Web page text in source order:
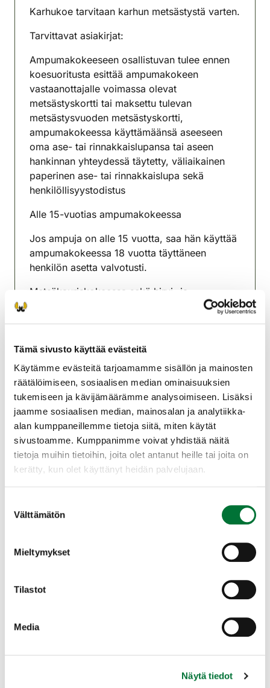
Tämä sivusto käyttää evästeitä
Käytämme evästeitä tarjoamamme sisällön ja mainosten
räätälöimiseen, sosiaalisen median ominaisuuksien
tukemiseen ja kävijämäärämme analysoimiseen. Lisäksi
jaamme sosiaalisen median, mainosalan ja analytiikka-
alan kumppaneillemme tietoja siitä, miten käytät
sivustoamme. Kumppanimme voivat yhdistää näitä
tietoja muihin tietoihin, joita olet antanut heille tai joita on
kerätty, kun olet käyttänyt heidän palvelujaan.
valinta
Välttämätön
Mieltymykset
Tilastot
Media
Näytä tiedot
Karhukoe tarvitaan karhun metsästystä varten.
Tarvittavat asiakirjat:
Ampumakokeeseen osallistuvan tulee ennen
koesuoritusta esittää ampumakokeen
vastaanottajalle voimassa olevat
metsästyskortti tai maksettu tulevan
metsästysvuoden metsästyskortti,
ampumakokeessa käyttämäänsä aseeseen
oma ase- tai rinnakkaislupansa tai aseen
hankinnan yhteydessä täytetty, väliaikainen
paperinen ase- tai rinnakkaislupa sekä
henkilöllisyystodistus
Alle 15-vuotias ampumakokeessa
Jos ampuja on alle 15 vuotta, saa hän käyttää
ampumakokeessa 18 vuotta täyttäneen
henkilön asetta valvotusti.
Metsäkauriskokeessa sekä hirvi- ja
peurakokeessa käytetään maalikuviota, jossa
alueen halkaisija on 17 senttimetriä.
Kokeessa ammutaan paikallaan olevaan
maalikuvioon neljä laukausta
vapaavalintaisesta pysty-, istuma- tai
polviasennosta 75 metrin etäisyydeltä. Aikaa
neljän laukauksen ampumiseen on 90 sekuntia
ensimmäisestä laukauksesta laskettuna.
Ampuessa saa käyttää tukea, kunhan asetta ei
lukita mekaanisesti alustaan. Samassa
kertaa.
Ampumakoe hyväksytään, jos laukaussarjan
kaikki neljä laukausta vähintään sivuavat
metsäkauriskoetta sekä hirvi- ja peurakoetta.
Ampumakokeen hinta on 20 euroa koekerralta
(yksi koekerta käsittää neljä laukausta).
kautta. Todistus hyväksytystä kokeesta on